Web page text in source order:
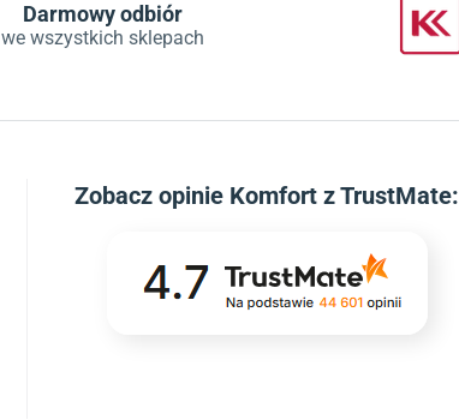
Darmowy odbiór
we wszystkich sklepach
Zobacz opinie Komfort z TrustMate: